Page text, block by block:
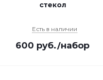
стекол
Есть в наличии
600 руб./набор